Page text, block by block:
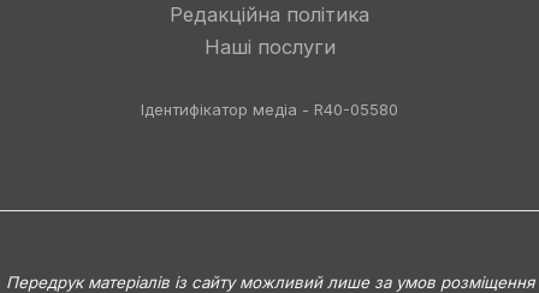
Редакційна політика
Наші послуги
Ідентифікатор медіа - R40-05580
Передрук матеріалів із сайту можливий лише за умов розміщення